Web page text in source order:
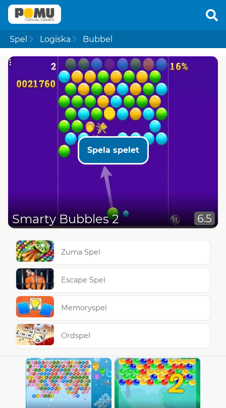
Spel Logiska Bubbel
Spela spelet
Smarty Bubbles 2 6.5
Zuma Spel
Escape Spel
Memoryspel
Ordspel
2